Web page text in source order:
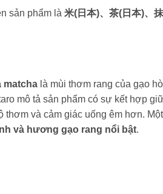
sản phẩm là米(日本)、茶(日本)、
matchalà mùi thơm rang của gạo
mô tả sản phẩm có sự kết hợp
thơm và cảm giác uống êm hơn.
và hương gạo rang nổi bật.